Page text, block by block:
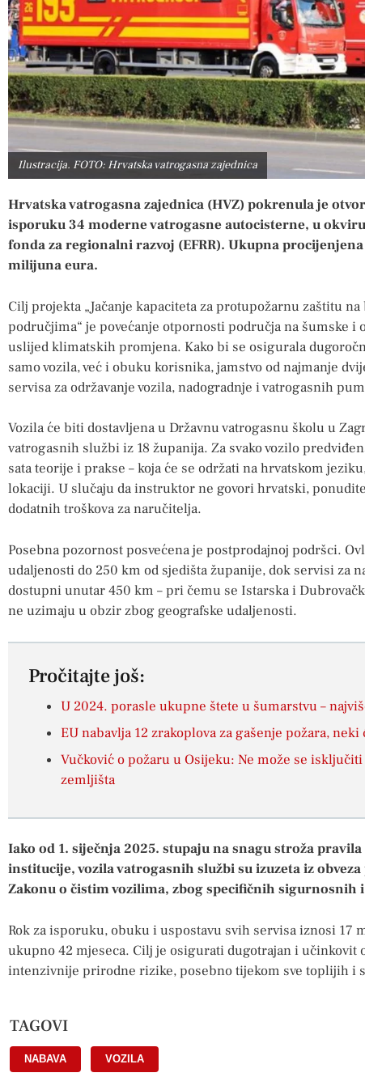
Ilustracija. FOTO: Hrvatska vatrogasna zajednica
Hrvatska vatrogasna zajednica (HVZ) pokrenula je
isporuku 34 moderne vatrogasne autocisterne, u
fonda za regionalni razvoj (EFRR). Ukupna
milijuna eura.
Cilj projekta „Jačanje kapaciteta za protupožarnu zaštitu
područjima“ je povećanje otpornosti područja na šumske i
uslijed klimatskih promjena. Kako bi se osigurala
samo vozila, već i obuku korisnika, jamstvo od najmanje
servisa za održavanje vozila, nadogradnje i vatrogasnih
Vozila će biti dostavljena u Državnu vatrogasnu školu u
vatrogasnih službi iz 18 županija. Za svako vozilo
sata teorije i prakse – koja će se održati na hrvatskom
lokaciji. U slučaju da instruktor ne govori hrvatski,
dodatnih troškova za naručitelja.
Posebna pozornost posvećena je postprodajnoj podršci.
udaljenosti do 250 km od sjedišta županije, dok servisi za
dostupni unutar 450 km – pri čemu se Istarska i
ne uzimaju u obzir zbog geografske udaljenosti.
Pročitajte još:
U 2024. porasle ukupne štete u šumarstvu –
EU nabavlja 12 zrakoplova za gašenje požara,
Vučković o požaru u Osijeku: Ne može se
zemljišta
Iako od 1. siječnja 2025. stupaju na snagu stroža
institucije, vozila vatrogasnih službi su izuzeta iz
Zakonu o čistim vozilima, zbog specifičnih sigurnosnih
Rok za isporuku, obuku i uspostavu svih servisa iznosi 17
ukupno 42 mjeseca. Cilj je osigurati dugotrajan i učinkovit
intenzivnije prirodne rizike, posebno tijekom sve toplijih i
TAGOVI
NABAVA VOZILA